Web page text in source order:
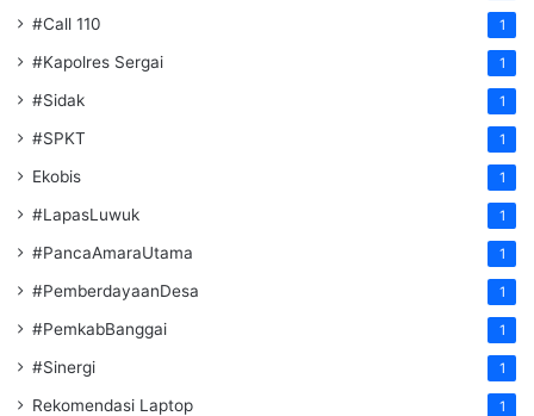
#Call 110 1
#Kapolres Sergai 1
#Sidak 1
#SPKT 1
Ekobis 1
#LapasLuwuk 1
#PancaAmaraUtama 1
#PemberdayaanDesa 1
#PemkabBanggai 1
#Sinergi 1
Rekomendasi Laptop 1